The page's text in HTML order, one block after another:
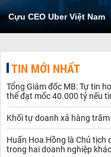
Cựu CEO Uber Việt Nam
TIN MỚI NHẤT
Tổng Giám đốc MB: Tự tin
thể đạt mốc 40.000 tỷ nếu
Khối tự doanh xả hàng trăm
Huấn Hoa Hồng là Chủ tịch
trong hai doanh nghiệp khác